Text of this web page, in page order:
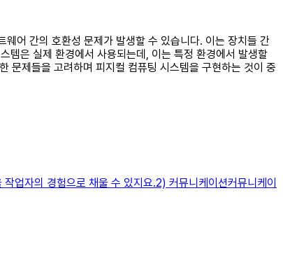
어 간의 호환성 문제가 발생할 수 있습니다. 이는 장치들 간
템은 실제 환경에서 사용되는데, 이는 특정 환경에서 발생할
문제들을 고려하며 피지컬 컴퓨팅 시스템을 구현하는 것이 중
업자의 경험으로 채울 수 있지요.2) 커뮤니케이션커뮤니케이